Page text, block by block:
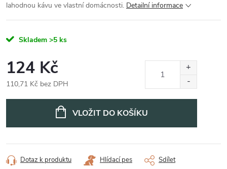
lahodnou kávu ve vlastní domácnosti. Detailní informace
Skladem >5 ks
124 Kč
110,71 Kč bez DPH
VLOŽIT DO KOŠÍKU
Dotaz k produktu Hlídací pes Sdílet